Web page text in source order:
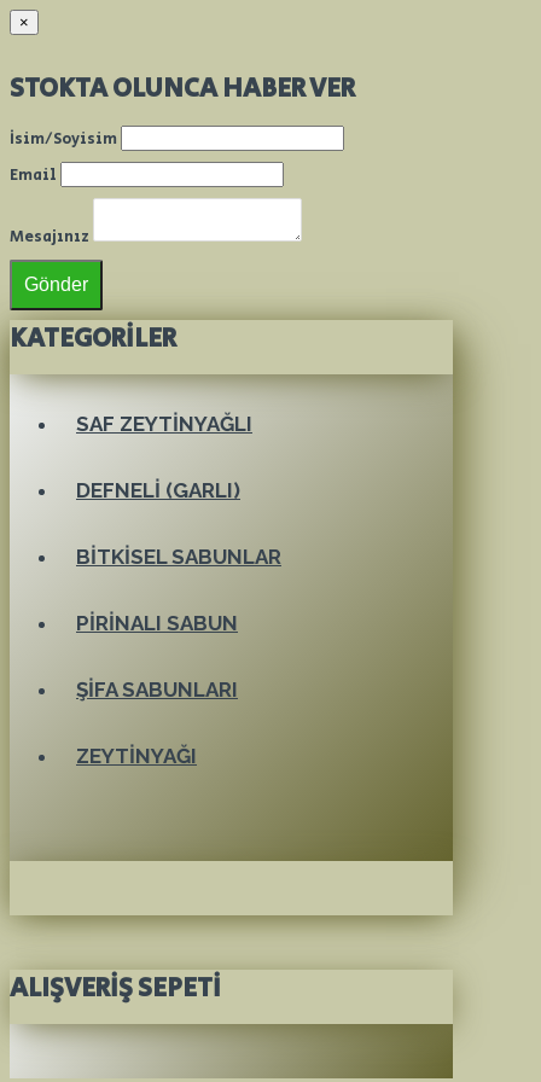
×
STOKTA OLUNCA HABER VER
İsim/Soyisim
Email
Mesajınız
Gönder
KATEGORILER
SAF ZEYTINYAĞLI
DEFNELI (GARLI)
BITKISEL SABUNLAR
PIRINALI SABUN
ŞIFA SABUNLARI
ZEYTINYAĞI
ALIŞVERIŞ SEPETI